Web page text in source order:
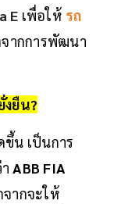
E เพื่อให้ รถ
ากการพัฒนา
งยืน?
ขึ้น เป็นการ
าABB FIA
ากจะให้